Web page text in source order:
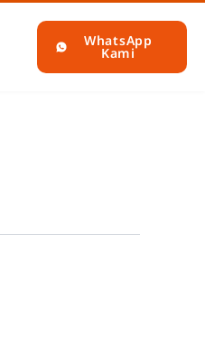
WhatsApp
Kami